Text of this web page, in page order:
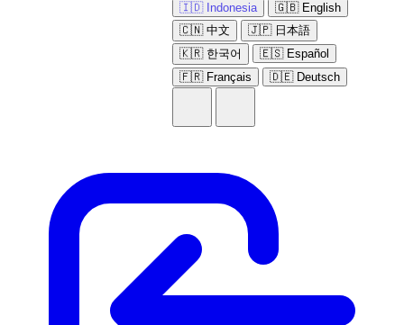
🇮🇩 Indonesia
🇬🇧 English
🇨🇳 中文
🇯🇵 日本語
🇰🇷 한국어
🇪🇸 Español
🇫🇷 Français
🇩🇪 Deutsch